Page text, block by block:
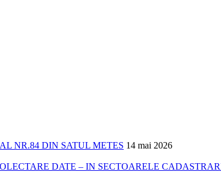
NR.84 DIN SATUL METES 14 mai 2026
DATE – IN SECTOARELE